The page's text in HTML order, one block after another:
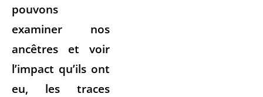
pouvons
examiner nos
ancêtres et voir
l’impact qu’ils ont
eu, les traces